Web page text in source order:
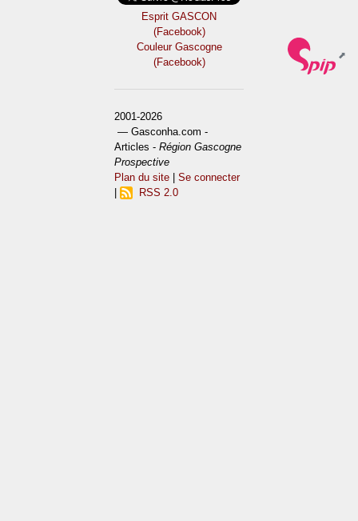
Esprit GASCON
(Facebook)
Couleur Gascogne
(Facebook)
2001-2026
— Gasconha.com -
Articles -Région Gascogne
Prospective
Plan du site |Se connecter
RSS 2.0